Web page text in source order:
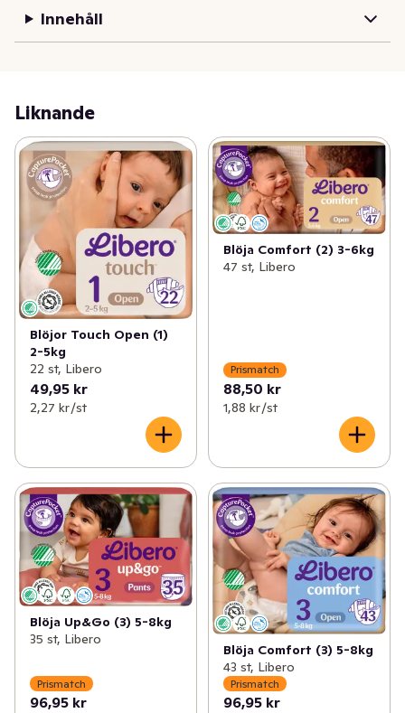
Rekommenderas av Asthma Allergy Nordic och
Innehåll
Liknande
Blöjor Touch Open (1)
2-5kg
22 st, Libero
49,95 kr
2,27 kr /st
Blöja Comfort (2) 3-6kg
47 st, Libero
Prismatch
88,50 kr
1,88 kr /st
Blöja Up&Go (3) 5-8kg
35 st, Libero
Prismatch
96,95 kr
Blöja Comfort (3) 5-8kg
43 st, Libero
Prismatch
96,95 kr